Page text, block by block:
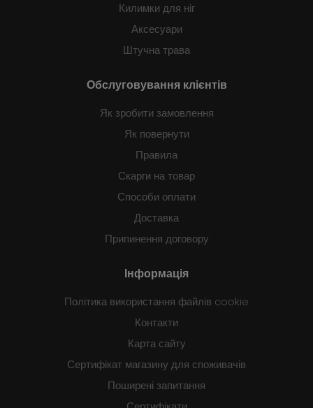
Килимки для ніг
Аксесуари
Штучна трава
Обслуговування клієнтів
Як зробити замовлення
Як повернути
Правила
Скарги на товар
Способи оплати
Доставка
Припинення договору
Інформація
Політика використання файлів cookie
Контакти
Карта сайту
Сертифікат магазину для споживачів
Поширені запитання